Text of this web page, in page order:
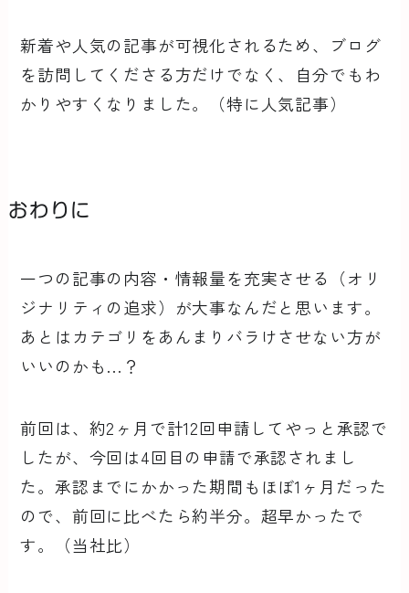
新着や人気の記事が可視化されるため、ブログ
を訪問してくださる方だけでなく、自分でもわ
かりやすくなりました。（特に人気記事）
おわりに
一つの記事の内容・情報量を充実させる（オリ
ジナリティの追求）が大事なんだと思います。
あとはカテゴリをあんまりバラけさせない方が
いいのかも…？
前回は、約2ヶ月で計12回申請してやっと承認で
したが、今回は4回目の申請で承認されまし
た。承認までにかかった期間もほぼ1ヶ月だった
ので、前回に比べたら約半分。超早かったで
す。（当社比）